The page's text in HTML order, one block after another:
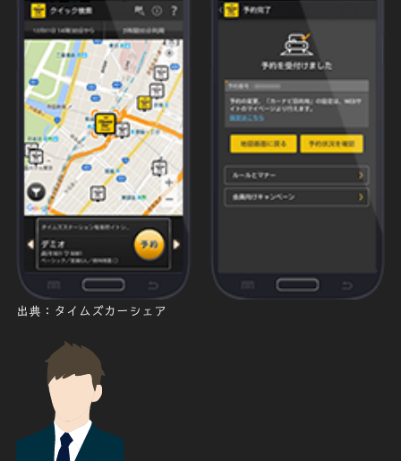
出典：タイムズカーシェア